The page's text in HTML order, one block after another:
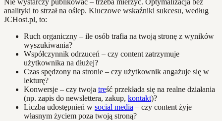
Nie wystarczy publikować – trzeba mierzyć. Optymalizacja bez
analityki to strzał na oślep. Kluczowe wskaźniki sukcesu, według
JCHost.pl, to:
Ruch organiczny – ile osób trafia na twoją stronę z wyników
wyszukiwania?
Współczynnik odrzuceń – czy content zatrzymuje
użytkownika na dłużej?
Czas spędzony na stronie – czy użytkownik angażuje się w
lekturę?
Konwersje – czy twoja treść przekłada się na realne działania
(np. zapis do newslettera, zakup, kontakt)?
Liczba udostępnień w social media – czy content żyje
własnym życiem poza twoją stroną?